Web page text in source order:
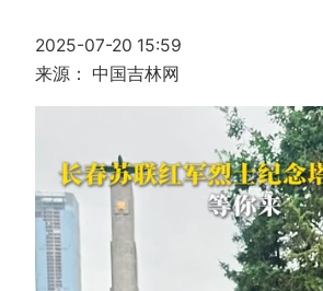
2025-07-20 15:59
来源： 中国吉林网